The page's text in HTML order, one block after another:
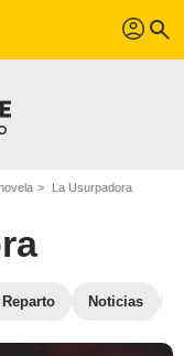
profil search
La Usurpadora
Reparto Noticias